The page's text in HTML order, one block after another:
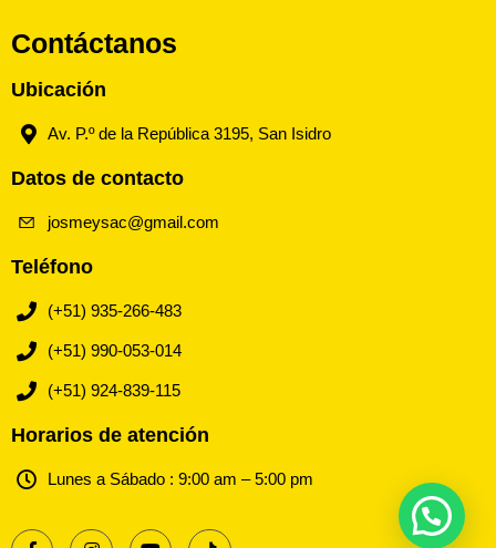
Contáctanos
Ubicación
Av. P.º de la República 3195, San Isidro
Datos de contacto
josmeysac@gmail.com
Teléfono
(+51) 935-266-483
(+51) 990-053-014
(+51) 924-839-115
Horarios de atención
Lunes a Sábado : 9:00 am – 5:00 pm